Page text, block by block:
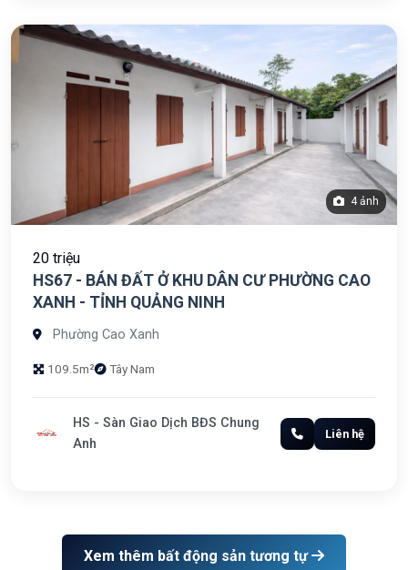
4 ảnh
20 triệu
HS67 - BÁN ĐẤT Ở KHU DÂN CƯ PHƯỜNG CAO
XANH - TỈNH QUẢNG NINH
Phường Cao Xanh
109.5m² Tây Nam
HS - Sàn Giao Dịch BĐS Chung
Anh
Liên hệ
Xem thêm bất động sản tương tự